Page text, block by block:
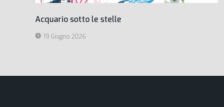
Acquario sotto le stelle
19 Giugno 2026